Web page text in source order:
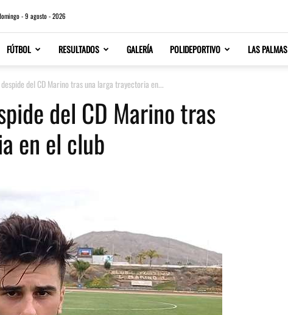
- 9 agosto - 2026
FÚTBOL RESULTADOS GALERÍA POLIDEPORTIVO LAS PALMAS
despide del CD Marino tras una larga trayectoria en...
del CD Marino tras
en el club